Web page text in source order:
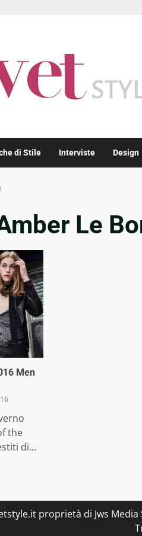
di Stile Interviste Design
Le
Men
the
di...
proprietà di Jws Media